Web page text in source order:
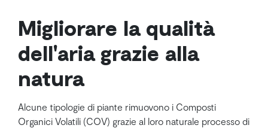
Migliorare la qualità
dell'aria grazie alla
natura
Alcune tipologie di piante rimuovono i Composti
Organici Volatili (COV) grazie al loro naturale processo di